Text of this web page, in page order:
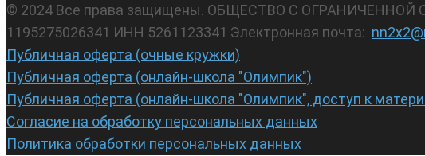
© 2024 Все права защищены. ОБЩЕСТВО С
1195275026341 ИНН 5261123341 Электронная почта:
Публичная оферта (очные кружки)
Публичная оферта (онлайн-школа "Олимпик")
Публичная оферта (онлайн-школа "Олимпик", доступ к
Согласие на обработку персональных данных
Политика обработки персональных данных